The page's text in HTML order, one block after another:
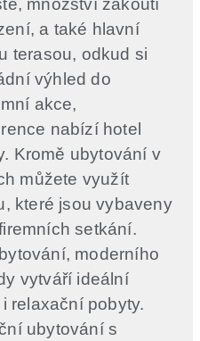
množství zákoutí
a také hlavní
terasou, odkud si
výhled do
akce,
nabízí hotel
Kromě ubytování v
můžete využít
které jsou vybaveny
setkání.
moderního
vytváří ideální
relaxační pobyty.
ubytování s